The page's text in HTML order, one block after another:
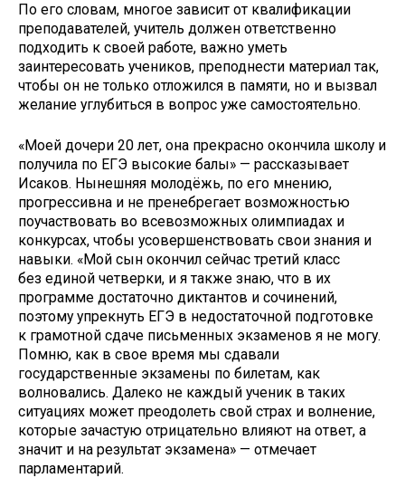
По его словам, многое зависит от квалификации
преподавателей, учитель должен ответственно
подходить к своей работе, важно уметь
заинтересовать учеников, преподнести материал так,
чтобы он не только отложился в памяти, но и вызвал
желание углубиться в вопрос уже самостоятельно.
«Моей дочери 20 лет, она прекрасно окончила школу и
получила по ЕГЭ высокие балы» — рассказывает
Исаков. Нынешняя молодёжь, по его мнению,
прогрессивна и не пренебрегает возможностью
поучаствовать во всевозможных олимпиадах и
конкурсах, чтобы усовершенствовать свои знания и
навыки. «Мой сын окончил сейчас третий класс
без единой четверки, и я также знаю, что в их
программе достаточно диктантов и сочинений,
поэтому упрекнуть ЕГЭ в недостаточной подготовке
к грамотной сдаче письменных экзаменов я не могу.
Помню, как в свое время мы сдавали
государственные экзамены по билетам, как
волновались. Далеко не каждый ученик в таких
ситуациях может преодолеть свой страх и волнение,
которые зачастую отрицательно влияют на ответ, а
значит и на результат экзамена» — отмечает
парламентарий.